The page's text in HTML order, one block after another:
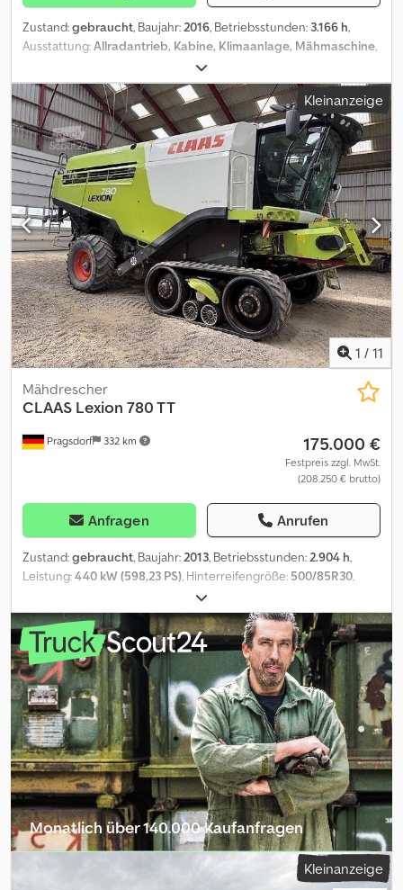
Zustand:gebraucht, Baujahr: 2016, Betriebsstunden: 3.166 h,
Ausstattung:Allradantrieb, Kabine, Klimaanlage, Mähmaschine
LEXION 630 gebr. CLAAS Mähdrescher Motor instandgesetzt
Dreschsystem: Schüttler Csdpfx Aey H S Rujdksrf Motortyp: C9
Bereifung vorne: 680/85 R 32, ca. 40 % Bereifung hinten: 500/65 R
24, ca. 20 % Kabine mit Klimaanlage und Heizung Terminal
Verlustanzeige Feuchtemessung Arbeitsscheinwerfer HALOGEN
vorne und hinten Staubabsaugung Reviersierung AUTO-
CONTOUR-Schneidwerksführung Trommelreduziergetriebe
Elektrische Siebverstellung Claas Schneidwerk C600 ohne
Rapstisch Claas Transportwagen Allradachse verbaut CATC9.3
Kleinanzeige
1 / 11
Pragsdorf 332 km
Mähdrescher
CLAAS Lexion 780 TT
175.000 €
Festpreis zzgl. MwSt.
(208.250 € brutto)
Anfragen Anrufen
Zustand:gebraucht, Baujahr:2013, Betriebsstunden:2.904 h,
Leistung:440 kW (598,23 PS), Hinterreifengröße: 500/85R30,
, Reifengröße:
Bordcomputer, Klimaanlage, Mähmaschine, Bereifung
(h):500/85R30, Betriebsstunden:2904, Trommel- /
Rotorstunden:1862 , Motorhersteller:Mercedes-Benz, Autopilot,
Durchsatzkontrolle, Luftgefederter Sitz, Radio, Rotor,
Rundumleuchte, Schneidwerk, Hektarzähler_____Ausgestattet
mit einem Mercedes-Benz OM502LA Motor mit 440 kW (598 PS).
Dank 2-stufigem Antrieb von Dreschwerk und Schneidwerk lässt
sich die Maschine optimal für Getreide und Mais
einstellen.,Lagerort:Kunde Crsdpfxezrrb Uj Adksf
Monatlich über 140.000 Kaufanfragen
Händlerpaket auswählen Kleinanzeige